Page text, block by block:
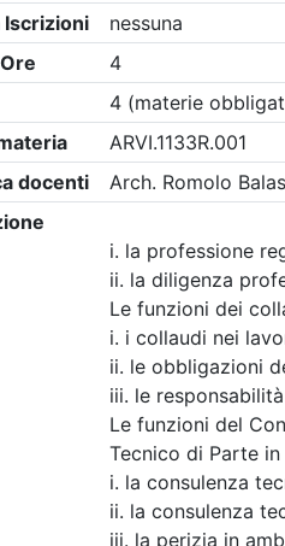
- Eventi in
Dettagli evento